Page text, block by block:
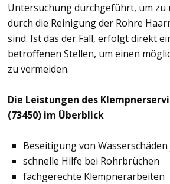
Untersuchung durchgeführt, um
durch die Reinigung der Rohre
sind. Ist das der Fall, erfolgt direkt
betroffenen Stellen, um einen
zu vermeiden.
Die Leistungen des
(73450) im Überblick
Beseitigung von
schnelle Hilfe bei Rohrbrüchen
fachgerechte Klempnerarbeiten